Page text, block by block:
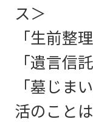
ス＞
「生前整
「遺言信
「墓じま
活のこと